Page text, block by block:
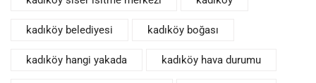
kadıköy belediyesi kadıköy boğası
kadıköy hangi yakada kadıköy hava durumu